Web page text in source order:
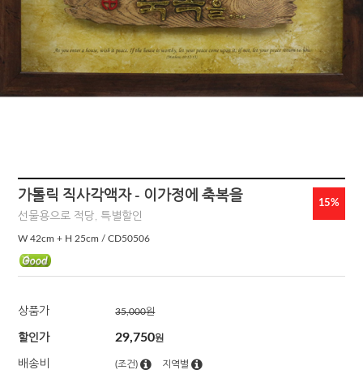
가톨릭 직사각액자 - 이가정에 축복을
선물용으로 적당, 특별할인
W 42cm + H 25cm / CD50506
15%
상품가 35,000원
할인가 29,750원
배송비 (조건) 지역별